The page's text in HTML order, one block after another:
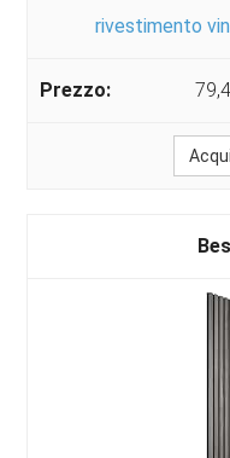
rivestimento